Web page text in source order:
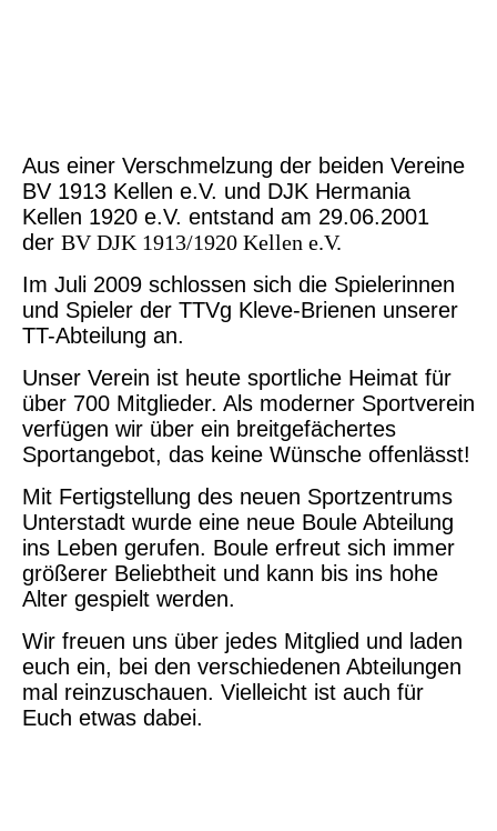
Aus einer Verschmelzung der beiden Vereine
BV 1913 Kellen e.V. und DJK Hermania
Kellen 1920 e.V. entstand am 29.06.2001
der BV DJK 1913/1920 Kellen e.V.
Im Juli 2009 schlossen sich die Spielerinnen
und Spieler der TTVg Kleve-Brienen unserer
TT-Abteilung an.
Unser Verein ist heute sportliche Heimat für
über 700 Mitglieder. Als moderner Sportverein
verfügen wir über ein breitgefächertes
Sportangebot, das keine Wünsche offenlässt!
Mit Fertigstellung des neuen Sportzentrums
Unterstadt wurde eine neue Boule Abteilung
ins Leben gerufen. Boule erfreut sich immer
größerer Beliebtheit und kann bis ins hohe
Alter gespielt werden.
Wir freuen uns über jedes Mitglied und laden
euch ein, bei den verschiedenen Abteilungen
mal reinzuschauen. Vielleicht ist auch für
Euch etwas dabei.